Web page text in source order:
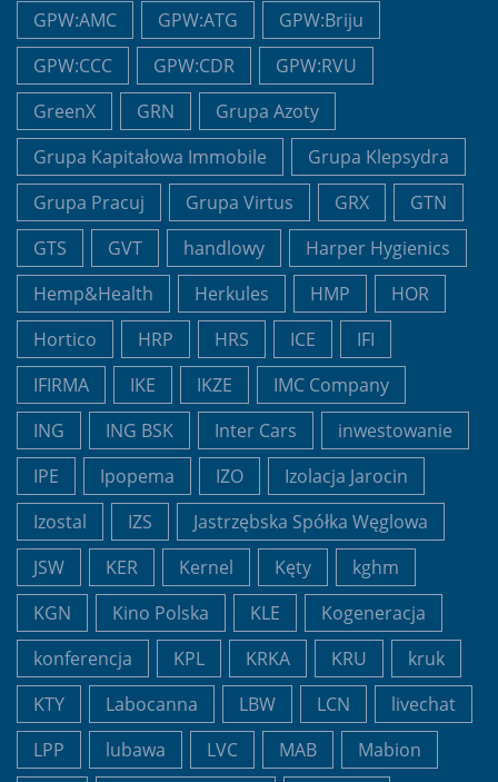
GPW:AMC
GPW:ATG
GPW:Briju
GPW:CCC
GPW:CDR
GPW:RVU
GreenX
GRN
Grupa Azoty
Grupa Kapitałowa Immobile
Grupa Klepsydra
Grupa Pracuj
Grupa Virtus GRX
GTN
GTS
GVT handlowy
Harper Hygienics
Hemp&Health
Herkules HMP
HOR
Hortico
HRP HRS ICE
IFI
IFIRMA
IKE IKZE
IMC Company
ING
ING BSK Inter Cars
inwestowanie
IPE
Ipopema IZO
Izolacja Jarocin
Izostal
IZS
Jastrzębska Spółka Węglowa
JSW
KER Kernel Kęty
kghm
KGN
Kino Polska KLE
Kogeneracja
konferencja
KPL KRKA KRU
kruk
KTY
Labocanna LBW LCN
livechat
LPP
lubawa LVC MAB Mabion